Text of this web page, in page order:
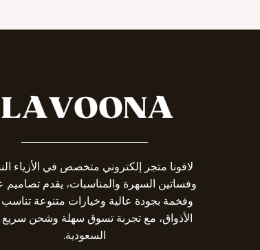
لافونا متجر إلكتروني متخصص في الأزياء
وفساتين السهرة والمناسبات، يقدم تصاميم
وفخمة بجودة عالية وخيارات متنوعة
الأذواق، مع تجربة تسوق سهلة وشحن
السعودية.